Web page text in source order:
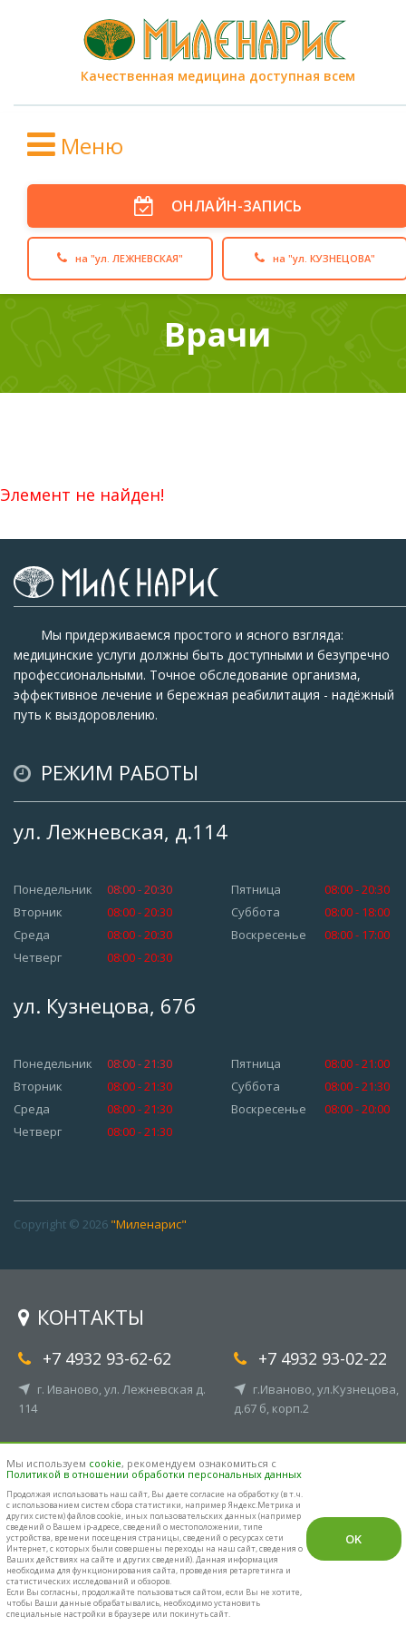
Качественная медицина доступная всем
Меню
ОНЛАЙН-ЗАПИСЬ
на "ул. ЛЕЖНЕВСКАЯ" на "ул. КУЗНЕЦОВА"
Врачи
Элемент не найден!
Мы придерживаемся простого и ясного взгляда:
медицинские услуги должны быть доступными и безупречно
профессиональными. Точное обследование организма,
эффективное лечение и бережная реабилитация - надёжный
путь к выздоровлению.
РЕЖИМ РАБОТЫ
ул. Лежневская, д.114
Понедельник
08:00 - 20:30
Вторник
08:00 - 20:30
Среда
08:00 - 20:30
Четверг
08:00 - 20:30
Пятница
08:00 - 20:30
Суббота
08:00 - 18:00
Воскресенье
08:00 - 17:00
ул. Кузнецова, 67б
Понедельник
08:00 - 21:30
Вторник
08:00 - 21:30
Среда
08:00 - 21:30
Четверг
08:00 - 21:30
Пятница
08:00 - 21:00
Суббота
08:00 - 21:30
Воскресенье
08:00 - 20:00
Copyright © 2026 "Миленарис"
КОНТАКТЫ
+7 4932 93-62-62
г. Иваново, ул. Лежневская д.
114
+7 4932 93-02-22
г.Иваново, ул.Кузнецова,
д.67 б, корп.2
info@milenaris.com
Мы используем cookie, рекомендуем ознакомиться с
Политикой в отношении обработки персональных данных
Продолжая использовать наш cайт, Вы даете согласие на обработку (в т.ч.
с использованием систем сбора статистики, например Яндекс.Метрика и
других систем) файлов cookie, иных пользовательских данных (например
сведений о Вашем ip-адресе, сведений о местоположении, типе
устройства, времени посещения страницы, сведений о ресурсах сети
Интернет, с которых были совершены переходы на наш сайт, сведения о
Ваших действиях на сайте и других сведений). Данная информация
необходима для функционирования сайта, проведения ретаргетинга и
статистических исследований и обзоров.
Если Вы согласны, продолжайте пользоваться сайтом, если Вы не хотите,
чтобы Ваши данные обрабатывались, необходимо установить
специальные настройки в браузере или покинуть сайт.
OK